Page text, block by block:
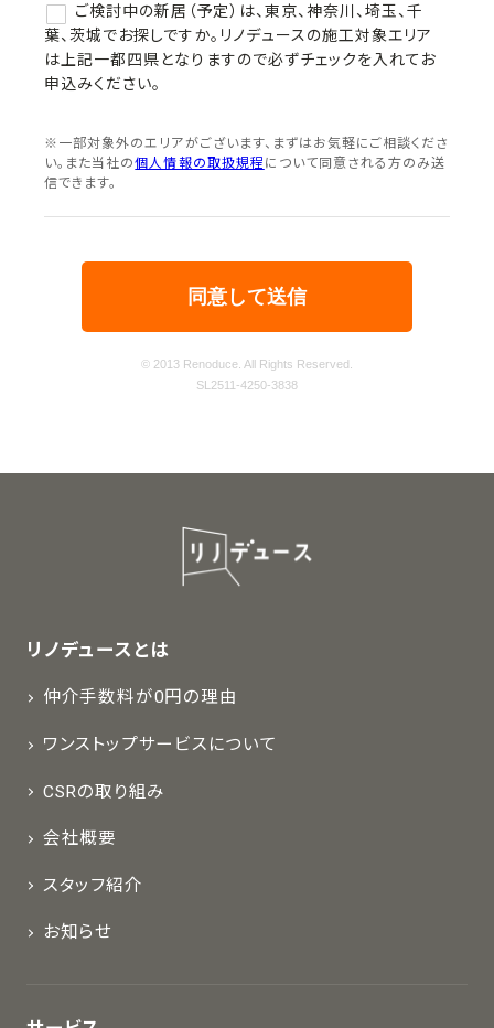
ご検討中の新居（予定）は、東京、神奈川、埼玉、千
葉、茨城でお探しですか。リノデュースの施工対象エリア
は上記一都四県となりますので必ずチェックを入れてお
申込みください。
※一部対象外のエリアがございます、まずはお気軽にご相談くださ
い。また当社の個人情報の取扱規程 について同意される方のみ送
信できます。
© 2013 Renoduce. All Rights Reserved.
SL2511-4250-3838
リノデュースとは
仲介手数料が0円の理由
ワンストップサービスについて
CSRの取り組み
会社概要
スタッフ紹介
お知らせ